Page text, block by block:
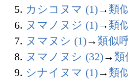
5. カシコヌマ (1)→ 類
6. ヌマノヌジ (1)→ 類
7. ヌマヌシ (1)→ 類似
8. ヌマノヌシ (32)→ 類
9. シナイヌマ (1)→ 類